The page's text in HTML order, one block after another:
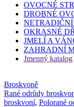
OVOCNÉ
DROBNÉ
NETRADIČNÍ
OKRASNÉ
JMELÍ A
ZAHRADNÍ
Jmenný katalog
Broskvoně
Rané odrůdy
broskvoní, Polorané